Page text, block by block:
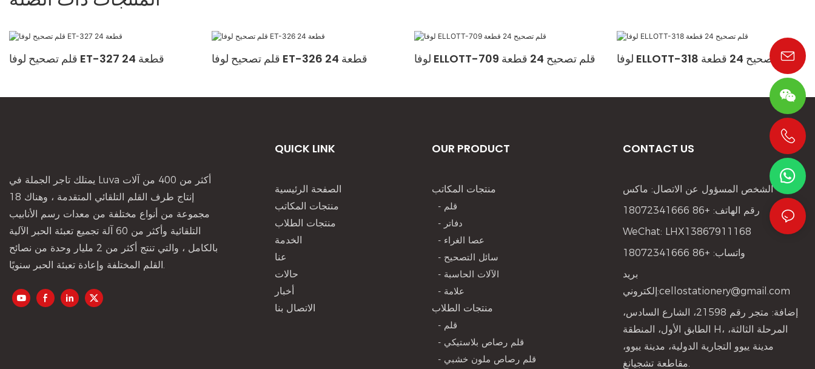
قلم تصحيح لوفا ET-327 24 قطعة قلم تصحيح لوفا ET-326 24 قطعة لوفا ELLOTT-709 قلم تصحيح 24 قطعة لوفا ELLOTT-318 قلم تصحيح 24 قطعة
يمتلك تاجر الجملة في Luva أكثر من 400 من آلات
إنتاج طرف القلم التلقائي المتقدمة ، وهناك 18
مجموعة من أنواع مختلفة من معدات رسم الأنابيب
التلقائية وأكثر من 60 آلة تجميع تعبئة الحبر الآلية
بالكامل ، والتي تنتج أكثر من 2 مليار وحدة من نصائح
QUICK LINK
الصفحة الرئيسية
منتجات المكاتب
منتجات الطلاب
الخدمة
عنا
حالات
أخبار
الاتصال بنا
OUR PRODUCT
منتجات المكاتب
- قلم
- دفاتر
- عصا الغراء
- سائل التصحيح
- الآلات الحاسبة
- علامة
منتجات الطلاب
- قلم
- قلم رصاص بلاستيكي
- قلم رصاص ملون خشبي
CONTACT US
الشخص المسؤول عن الاتصال: ماكس
رقم الهاتف: +86 18072341666
WeChat: LHX13867911168
واتساب: +86 18072341666
بريد
إلكتروني:cellostationery@gmail.com
إضافة: متجر رقم 21598، الشارع السادس،
الطابق الأول، المنطقة H، المرحلة الثالثة،
مدينة ييوو التجارية الدولية، مدينة ييوو،